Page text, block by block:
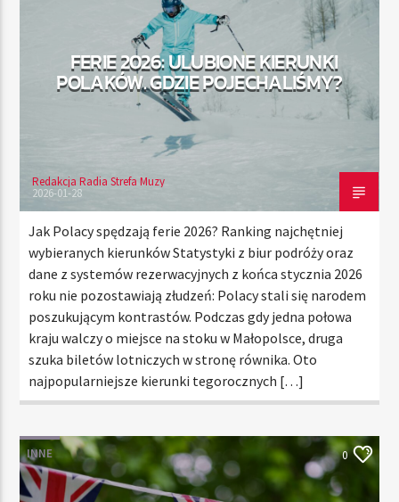
RADIO STREFA MUZY
FERIE 2026: ULUBIONE KIERUNKI
POLAKÓW. GDZIE POJECHALIŚMY?
Redakcja Radia Strefa Muzy
2026-01-28
Jak Polacy spędzają ferie 2026? Ranking najchętniej
wybieranych kierunków Statystyki z biur podróży oraz
dane z systemów rezerwacyjnych z końca stycznia 2026
roku nie pozostawiają złudzeń: Polacy stali się narodem
poszukującym kontrastów. Podczas gdy jedna połowa
kraju walczy o miejsce na stoku w Małopolsce, druga
szuka biletów lotniczych w stronę równika. Oto
najpopularniejsze kierunki tegorocznych […]
INNE 0